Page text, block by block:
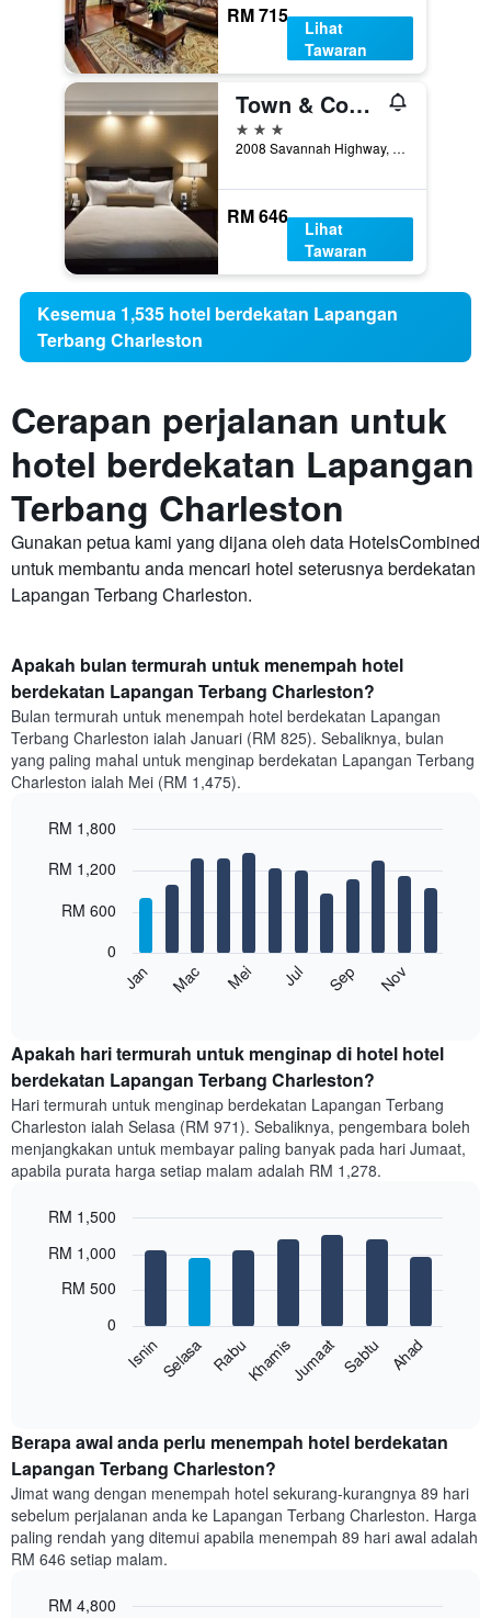
RM 715
Lihat
Tawaran
Town & Country Inn and Suites
3 bintang
2008 Savannah Highway, Charleston, SC, Amerika Syarikat
RM 646
Lihat
Tawaran
Kesemua 1,535 hotel berdekatan Lapangan
Terbang Charleston
Cerapan perjalanan untuk
hotel berdekatan Lapangan
Terbang Charleston
Gunakan petua kami yang dijana oleh data HotelsCombined
untuk membantu anda mencari hotel seterusnya berdekatan
Lapangan Terbang Charleston.
Apakah bulan termurah untuk menempah hotel
berdekatan Lapangan Terbang Charleston?
Bulan termurah untuk menempah hotel berdekatan Lapangan
Terbang Charleston ialah Januari (RM 825). Sebaliknya, bulan
yang paling mahal untuk menginap berdekatan Lapangan Terbang
Charleston ialah Mei (RM 1,475).
chart
bars.
purata
bilik
setiap
bulan
Carta
mempunyai
1
memaparkan
bulan.
Carta
mempunyai
harga
purata
bilik
graphic.
Jan Mac Mei Jul Sep Nov
0
RM 600
RM 1,200
RM 1,800
Apakah hari termurah untuk menginap di hotel hotel
berdekatan Lapangan Terbang Charleston?
Hari termurah untuk menginap berdekatan Lapangan Terbang
Charleston ialah Selasa (RM 971). Sebaliknya, pengembara boleh
menjangkakan untuk membayar paling banyak pada hari Jumaat,
apabila purata harga setiap malam adalah RM 1,278.
chart
purata
bilik
setiap
hari
dalam
seminggu
Carta
graphic.
IsninSelasa RabuKhamisJumaatSabtu Ahad
0
RM 500
RM 1,000
RM 1,500
Berapa awal anda perlu menempah hotel berdekatan
Lapangan Terbang Charleston?
Jimat wang dengan menempah hotel sekurang-kurangnya 89 hari
sebelum perjalanan anda ke Lapangan Terbang Charleston. Harga
paling rendah yang ditemui apabila menempah 89 hari awal adalah
RM 646 setiap malam.
RM 4,800